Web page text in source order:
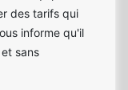
des tarifs qui
informe qu'il
sans